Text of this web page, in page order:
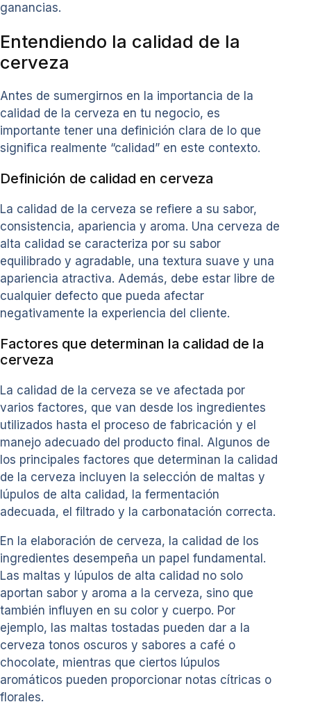
ganancias.
Entendiendo la calidad de la
cerveza
Antes de sumergirnos en la importancia de la
calidad de la cerveza en tu negocio, es
importante tener una definición clara de lo que
significa realmente “calidad” en este contexto.
Definición de calidad en cerveza
La calidad de la cerveza se refiere a su sabor,
consistencia, apariencia y aroma. Una cerveza de
alta calidad se caracteriza por su sabor
equilibrado y agradable, una textura suave y una
apariencia atractiva. Además, debe estar libre de
cualquier defecto que pueda afectar
negativamente la experiencia del cliente.
Factores que determinan la calidad de la
cerveza
La calidad de la cerveza se ve afectada por
varios factores, que van desde los ingredientes
utilizados hasta el proceso de fabricación y el
manejo adecuado del producto final. Algunos de
los principales factores que determinan la calidad
de la cerveza incluyen la selección de maltas y
lúpulos de alta calidad, la fermentación
adecuada, el filtrado y la carbonatación correcta.
En la elaboración de cerveza, la calidad de los
ingredientes desempeña un papel fundamental.
Las maltas y lúpulos de alta calidad no solo
aportan sabor y aroma a la cerveza, sino que
también influyen en su color y cuerpo. Por
ejemplo, las maltas tostadas pueden dar a la
cerveza tonos oscuros y sabores a café o
chocolate, mientras que ciertos lúpulos
aromáticos pueden proporcionar notas cítricas o
florales.